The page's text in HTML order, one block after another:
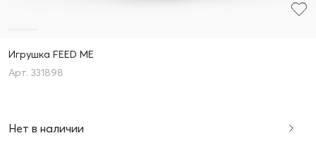
Игрушка FEED ME
331898
Нет в наличии